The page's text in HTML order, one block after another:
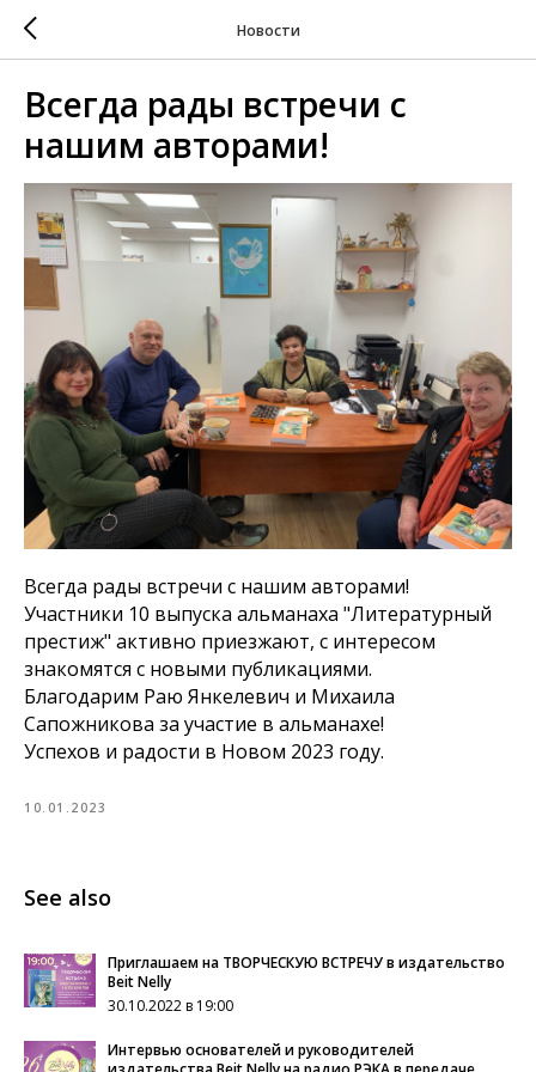
Новости
Всегда рады встречи с
нашим авторами!
Всегда рады встречи с нашим авторами!
Участники 10 выпуска альманаха "Литературный
престиж" активно приезжают, с интересом
знакомятся с новыми публикациями.
Благодарим Раю Янкелевич и Михаила
Сапожникова за участие в альманахе!
Успехов и радости в Новом 2023 году.
10.01.2023
See also
Приглашаем на ТВОРЧЕСКУЮ ВСТРЕЧУ в издательство
Beit Nelly
30.10.2022 в 19:00
Интервью основателей и руководителей